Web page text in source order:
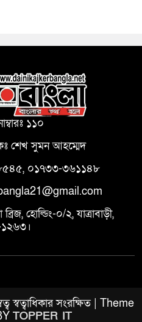
১১০
শেখ সুমন আহম্মেদ
০১৭৩৩-৩৬১১৪৮
হোল্ডিং-০/২, যাত্রাবাড়ী,
১২৬৩।
স্বত্বাধিকার সংরক্ষিত | Theme
TOPPER IT